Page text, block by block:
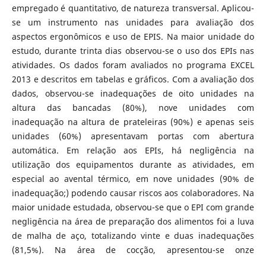
empregado é quantitativo, de natureza transversal. Aplicou-
se um instrumento nas unidades para avaliação dos
aspectos ergonômicos e uso de EPIS. Na maior unidade do
estudo, durante trinta dias observou-se o uso dos EPIs nas
atividades. Os dados foram avaliados no programa EXCEL
2013 e descritos em tabelas e gráficos. Com a avaliação dos
dados, observou-se inadequações de oito unidades na
altura das bancadas (80%), nove unidades com
inadequação na altura de prateleiras (90%) e apenas seis
unidades (60%) apresentavam portas com abertura
automática. Em relação aos EPIs, há negligência na
utilização dos equipamentos durante as atividades, em
especial ao avental térmico, em nove unidades (90% de
inadequação;) podendo causar riscos aos colaboradores. Na
maior unidade estudada, observou-se que o EPI com grande
negligência na área de preparação dos alimentos foi a luva
de malha de aço, totalizando vinte e duas inadequações
(81,5%). Na área de cocção, apresentou-se onze